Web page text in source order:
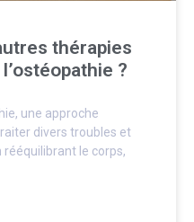
thérapies
?
une approche
divers troubles et
le corps,